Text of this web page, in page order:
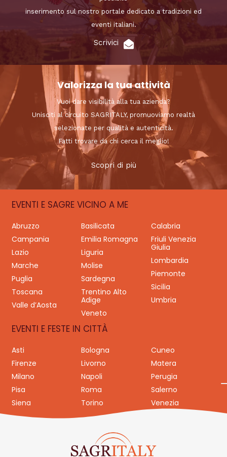
inserimento sul nostro portale dedicato a tradizioni ed
eventi italiani.
Scrivici
Valorizza la tua attività
Vuoi dare visibilità alla tua azienda?
Unisciti al circuito SAGRITALY, promuoviamo realtà
selezionate per qualità e autenticità.
Fatti trovare da chi cerca il meglio!
Scopri di più
EVENTI E SAGRE VICINO A ME
Abruzzo Basilicata
Calabria
Campania
Emilia Romagna
Friuli Venezia
Giulia
Lazio
Liguria
Lombardia
Marche
Molise
Piemonte
Puglia
Sardegna
Sicilia
Toscana
Trentino Alto
Adige
Umbria
Valle d’Aosta
Veneto
EVENTI E FESTE IN CITTÀ
Asti Bologna
Cuneo
Firenze
Livorno
Matera
Milano
Napoli
Perugia
Pisa
Roma
Salerno
Siena
Torino Venezia